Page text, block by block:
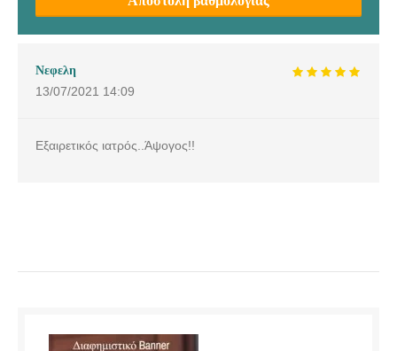
Νεφελη
13/07/2021 14:09
Εξαιρετικός ιατρός..Άψογος!!